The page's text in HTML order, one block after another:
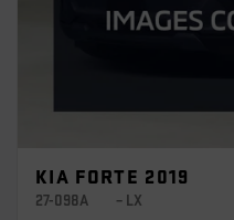
KIA FORTE 2019
27-098A – LX